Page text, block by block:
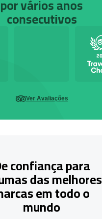
por vários anos
consecutivos
Ver Avaliações
confiança para
das melhores
em todo o
mundo